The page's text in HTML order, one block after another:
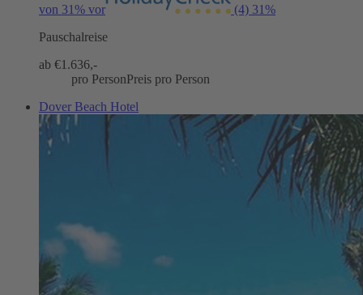
von 31% vor (4) 31%
Pauschalreise
ab €1.636,-
pro PersonPreis pro Person
Dover Beach Hotel